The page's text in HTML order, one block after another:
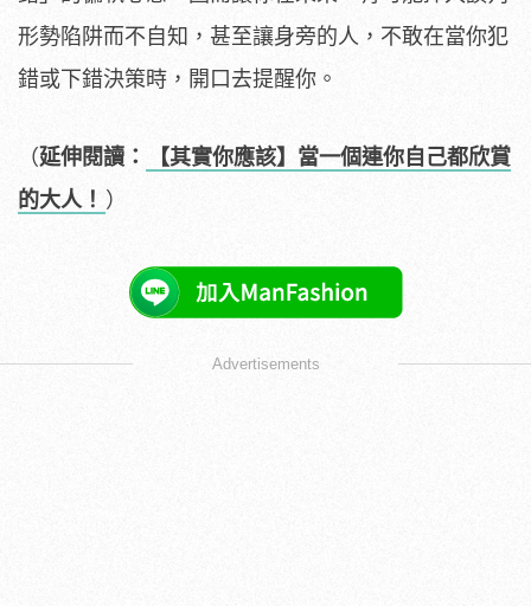
形勢陷阱而不自知，甚至讓身旁的人，不敢在當你犯
錯或下錯決策時，開口去提醒你。
（延伸閱讀：
【其實你應該】當一個連你自己都欣賞
的大人！ ）
Advertisements